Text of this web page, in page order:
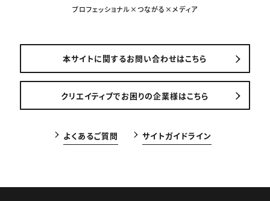
プロフェッショナル×つながる×メディア
本サイトに関するお問い合わせはこちら
クリエイティブでお困りの企業様はこちら
よくあるご質問 サイトガイドライン